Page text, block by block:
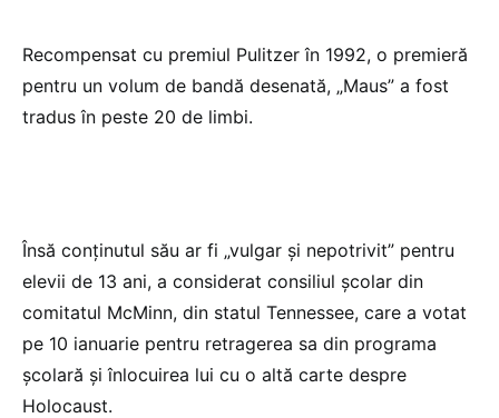
Recompensat cu premiul Pulitzer în 1992, o premieră
pentru un volum de bandă desenată, „Maus” a fost
tradus în peste 20 de limbi.
Însă conţinutul său ar fi „vulgar şi nepotrivit” pentru
elevii de 13 ani, a considerat consiliul şcolar din
comitatul McMinn, din statul Tennessee, care a votat
pe 10 ianuarie pentru retragerea sa din programa
şcolară şi înlocuirea lui cu o altă carte despre
Holocaust.